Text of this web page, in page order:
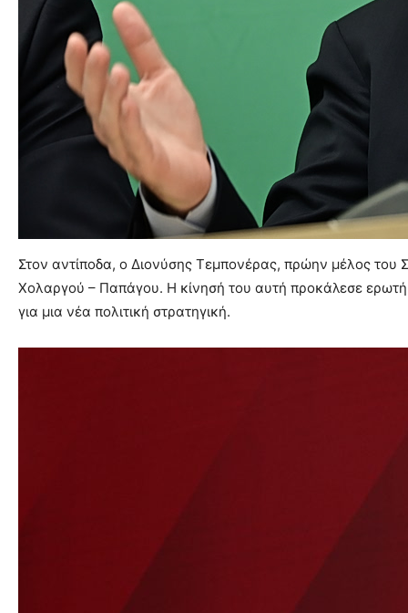
Στον αντίποδα, ο Διονύσης Τεμπονέρας, πρώην μέλος
Χολαργού – Παπάγου. Η κίνησή του αυτή προκάλεσε
για μια νέα πολιτική στρατηγική.